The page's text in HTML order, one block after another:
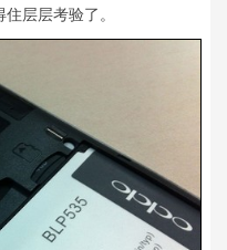
层层考验了。